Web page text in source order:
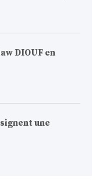
DIOUF en
signent une